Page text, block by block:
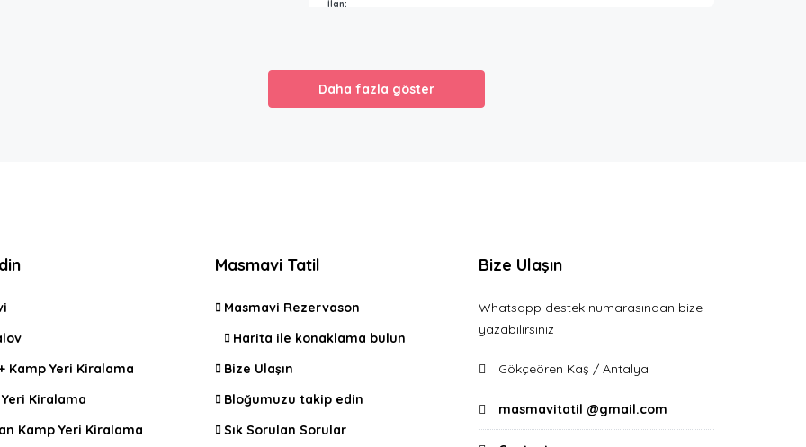
İlan:
Daha fazla göster
Kamp Yeri Kiralama
Kiralama
Kamp Yeri Kiralama
Masmavi Tatil
Masmavi Rezervason
Harita ile konaklama bulun
Bize Ulaşın
Bloğumuzu takip edin
Sık Sorulan Sorular
Bize Ulaşın
Whatsapp destek numarasından bize
yazabilirsiniz
Gökçeören Kaş / Antalya
masmavitatil @gmail.com